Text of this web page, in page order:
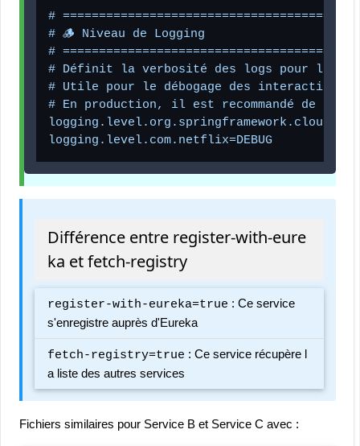
#
# 🪵 Niveau de Logging
#
# Définit la verbosité des logs pour les
# Utile pour le débogage des
# En production, il est recommandé de
Différence entre register-with-eure
ka et fetch-registry
register-with-eureka=true : Ce service
s'enregistre auprès d'Eureka
fetch-registry=true : Ce service récupère l
a liste des autres services
Fichiers similaires pour Service B et Service C avec :